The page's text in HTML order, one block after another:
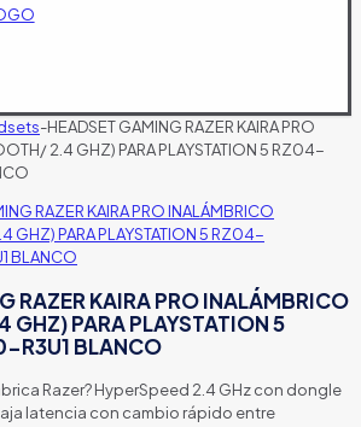
-HEADSET GAMING RAZER KAIRA PRO
2.4 GHZ) PARA PLAYSTATION 5 RZ04-
RAZER KAIRA PRO INALÁMBRICO
GHZ) PARA PLAYSTATION 5
BLANCO
Razer? HyperSpeed 2.4 GHz con dongle
latencia con cambio rápido entre